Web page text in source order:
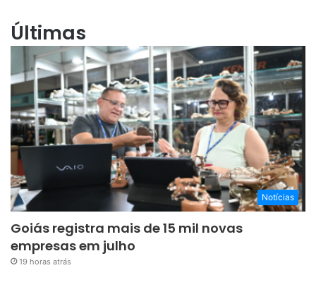
Últimas
Notícias
Goiás registra mais de 15 mil novas
empresas em julho
19 horas atrás